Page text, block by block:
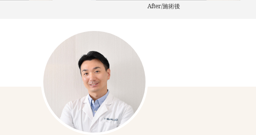
After/施術後